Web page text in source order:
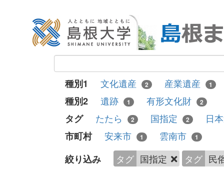
種別1 文化遺産 2 産業遺産 1
種別2 遺跡 1 有形文化財 2
タグ たたら 2 国指定 2
日
市町村
安来市 1 雲南市 1
絞り込み タグ 国指定 タグ 民